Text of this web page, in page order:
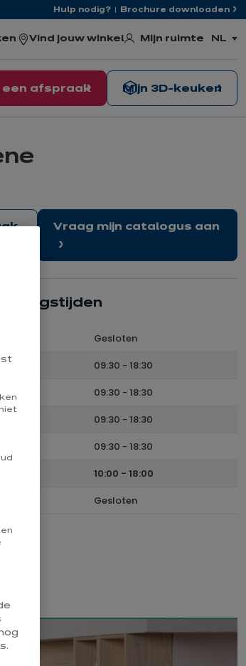
Hulp nodig? Brochure downloaden
Vind jouw winkel Mijn ruimte NL
,
taal
Mijn 3D-keuken
een afspraak
Vraag mijn catalogus aan
Gesloten
09:30 - 18:30
09:30 - 18:30
09:30 - 18:30
09:30 - 18:30
10:00 - 18:00
Gesloten